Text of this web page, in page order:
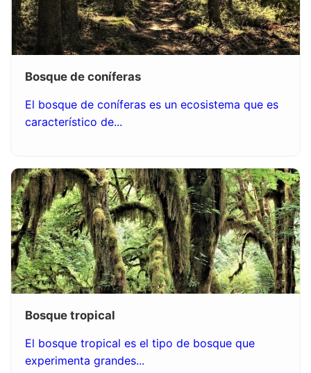
Bosque de coníferas
El bosque de coníferas es un ecosistema que es
característico de...
Bosque tropical
El bosque tropical es el tipo de bosque que
experimenta grandes...